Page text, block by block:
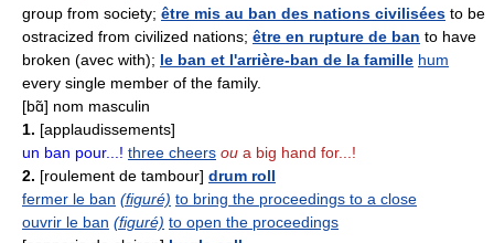
group from society; être mis au ban des nations civilisées to be
ostracized from civilized nations; être en rupture de ban to have
broken (avec with); le ban et l'arrière-ban de la famille hum
every single member of the family.
[bɑ̃] nom masculin
1. [applaudissements]
un ban pour...! three cheers ou a big hand for...!
2. [roulement de tambour] drum roll
fermer le ban (figuré) to bring the proceedings to a close
ouvrir le ban (figuré) to open the proceedings